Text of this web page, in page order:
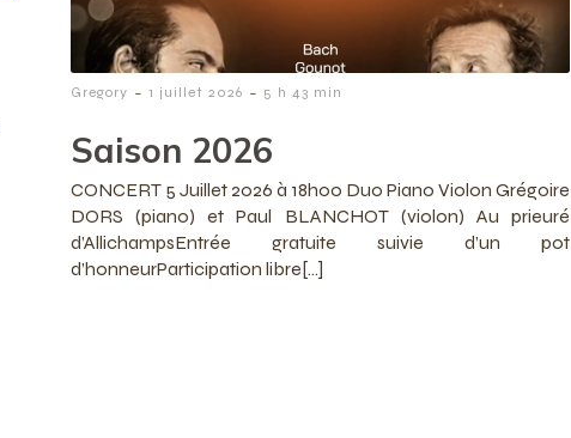
Gregory - 1 juillet 2026 - 5 h 43 min
Saison 2026
CONCERT 5 Juillet 2026 à 18h00 Duo Piano Violon Grégoire
DORS (piano) et Paul BLANCHOT (violon) Au prieuré
d’AllichampsEntrée gratuite suivie d’un pot
d’honneurParticipation libre[…]